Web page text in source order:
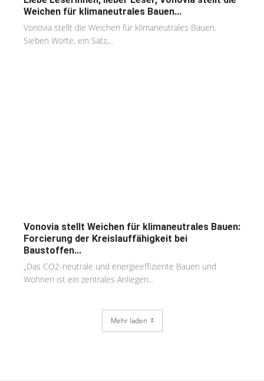
Weichen für klimaneutrales Bauen...
Vonovia stellt die Weichen für klimaneutrales Bauen.
Sieben Worte, ein Satz,...
Vonovia stellt Weichen für klimaneutrales Bauen:
Forcierung der Kreislauffähigkeit bei
Baustoffen...
„Das CO2-neutrale und energieeffiziente Bauen und
Wohnen ist ein zentrales Anliegen...
Mehr laden